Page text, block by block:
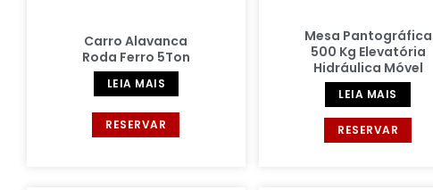
Carro Alavanca
Roda Ferro 5Ton
LEIA MAIS
RESERVAR
Mesa Pantográfica
500 Kg Elevatória
Hidráulica Móvel
LEIA MAIS
RESERVAR